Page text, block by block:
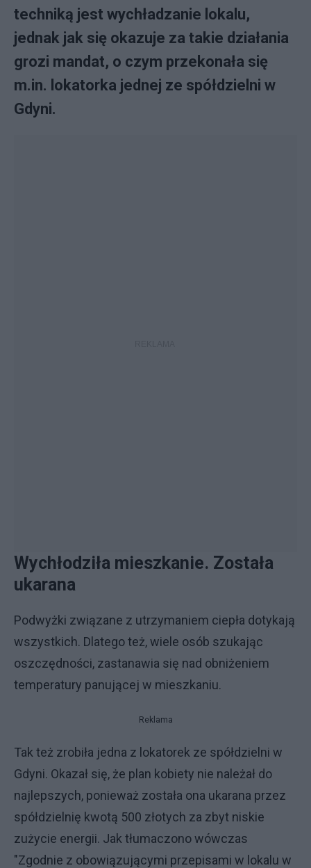
techniką jest wychładzanie lokalu,
jednak jak się okazuje za takie działania
grozi mandat, o czym przekonała się
m.in. lokatorka jednej ze spółdzielni w
Gdyni.
Wychłodziła mieszkanie. Została
ukarana
Podwyżki związane z utrzymaniem ciepła dotykają
wszystkich. Dlatego też, wiele osób szukając
oszczędności, zastanawia się nad obniżeniem
temperatury panującej w mieszkaniu.
Reklama
Tak też zrobiła jedna z lokatorek ze spółdzielni w
Gdyni. Okazał się, że plan kobiety nie należał do
najlepszych, ponieważ została ona ukarana przez
spółdzielnię kwotą 500 złotych za zbyt niskie
zużycie energii. Jak tłumaczono wówczas
"Zgodnie z obowiązującymi przepisami w lokalu w